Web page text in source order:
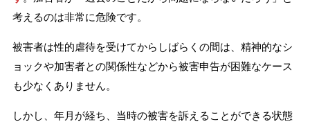
考えるのは非常に危険です。
被害者は性的虐待を受けてからしばらくの間は、精神的なシ
ョックや加害者との関係性などから被害申告が困難なケース
も少なくありません。
しかし、年月が経ち、当時の被害を訴えることができる状態